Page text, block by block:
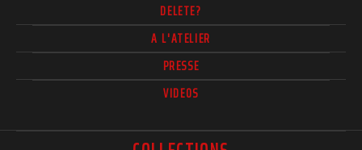
DELETE?
A L'ATELIER
PRESSE
VIDEOS